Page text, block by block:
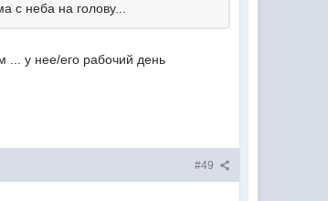
с неба на голову...
у нее/его рабочий день
#49